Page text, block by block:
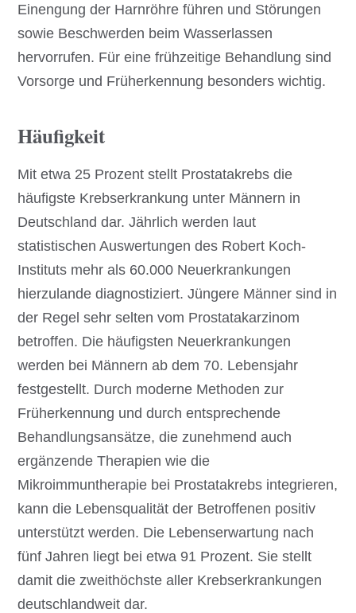
Einengung der Harnröhre führen und Störungen
sowie Beschwerden beim Wasserlassen
hervorrufen. Für eine frühzeitige Behandlung sind
Vorsorge und Früherkennung besonders wichtig.
Häufigkeit
Mit etwa 25 Prozent stellt Prostatakrebs die
häufigste Krebserkrankung unter Männern in
Deutschland dar. Jährlich werden laut
statistischen Auswertungen des Robert Koch-
Instituts mehr als 60.000 Neuerkrankungen
hierzulande diagnostiziert. Jüngere Männer sind in
der Regel sehr selten vom Prostatakarzinom
betroffen. Die häufigsten Neuerkrankungen
werden bei Männern ab dem 70. Lebensjahr
festgestellt. Durch moderne Methoden zur
Früherkennung und durch entsprechende
Behandlungsansätze, die zunehmend auch
ergänzende Therapien wie die
Mikroimmuntherapie bei Prostatakrebs integrieren,
kann die Lebensqualität der Betroffenen positiv
unterstützt werden. Die Lebenserwartung nach
fünf Jahren liegt bei etwa 91 Prozent. Sie stellt
damit die zweithöchste aller Krebserkrankungen
deutschlandweit dar.